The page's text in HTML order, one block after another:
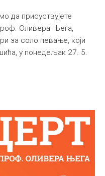
да присуствујете
Оливера Њега,
за соло певање, који
у понедељак 27. 5.